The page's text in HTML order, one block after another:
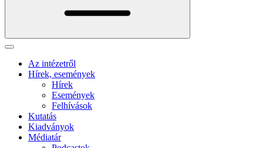
Az intézetről
Hírek, események
Hírek
Események
Felhívások
Kutatás
Kiadványok
Médiatár